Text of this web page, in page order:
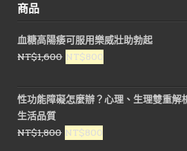
商品
血糖高陽痿可服用樂威壯助勃起
NT$1,600 原
價
格：
NT$1,600。
NT$800
價
格：
性功能障礙怎麼辦？心理、生理雙重解
生活品質
NT$1,800 原
NT$800